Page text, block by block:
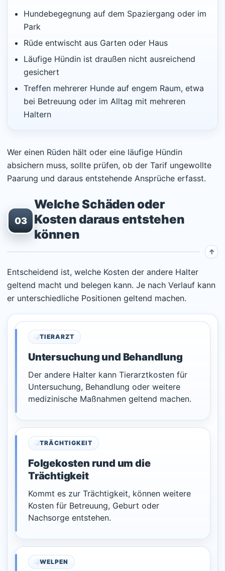
Hundebegegnung auf dem Spaziergang oder im
Park
Rüde entwischt aus Garten oder Haus
Läufige Hündin ist draußen nicht ausreichend
gesichert
Treffen mehrerer Hunde auf engem Raum, etwa
bei Betreuung oder im Alltag mit mehreren
Haltern
Wer einen Rüden hält oder eine läufige Hündin
absichern muss, sollte prüfen, ob der Tarif ungewollte
Paarung und daraus entstehende Ansprüche erfasst.
03
Welche Schäden oder
Kosten daraus entstehen
können
Entscheidend ist, welche Kosten der andere Halter
geltend macht und belegen kann. Je nach Verlauf kann
er unterschiedliche Positionen geltend machen.
TIERARZT
Untersuchung und Behandlung
Der andere Halter kann Tierarztkosten für
Untersuchung, Behandlung oder weitere
medizinische Maßnahmen geltend machen.
TRÄCHTIGKEIT
Folgekosten rund um die
Trächtigkeit
Kommt es zur Trächtigkeit, können weitere
Kosten für Betreuung, Geburt oder
Nachsorge entstehen.
WELPEN